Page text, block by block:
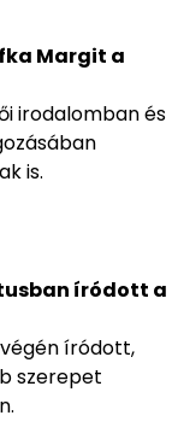
Margit a
irodalomban és
is.
íródott a
íródott,
szerepet